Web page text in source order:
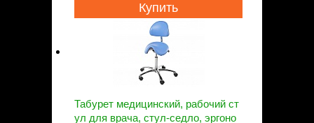
Купить
Табурет медицинский, рабочий ст
ул для врача, стул-седло, эргоно